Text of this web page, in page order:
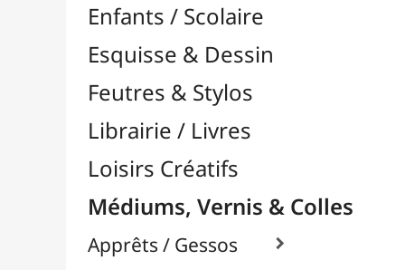
Colles & Adhésifs 
Colle Vinyliques
Colles à Bois
Colles en Gel / Universelles
Colles en Spray
Colles Reliure / Encadrement
Colles Silicone
Colles Transparentes